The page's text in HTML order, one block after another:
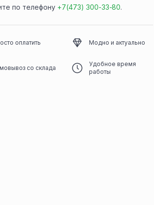
по телефону +7(473) 300-33-80.
оплатить Модно и актуально
со склада
Удобное время
работы